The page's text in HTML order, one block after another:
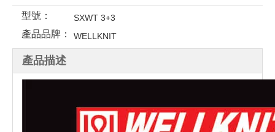
型號： SXWT 3+3
產品品牌： WELLKNIT
產品描述